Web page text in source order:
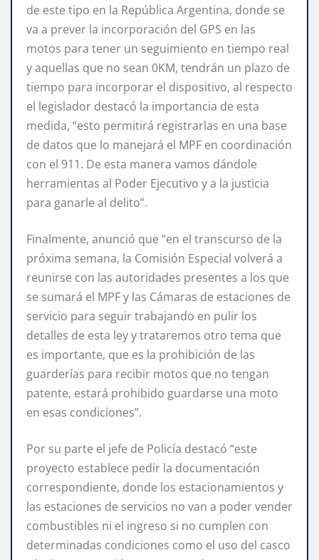
de este tipo en la República Argentina, donde se
va a prever la incorporación del GPS en las
motos para tener un seguimiento en tiempo real
y aquellas que no sean 0KM, tendrán un plazo de
tiempo para incorporar el dispositivo, al respecto
el legislador destacó la importancia de esta
medida, “esto permitirá registrarlas en una base
de datos que lo manejará el MPF en coordinación
con el 911. De esta manera vamos dándole
herramientas al Poder Ejecutivo y a la justicia
para ganarle al delito”.
Finalmente, anunció que “en el transcurso de la
próxima semana, la Comisión Especial volverá a
reunirse con las autoridades presentes a los que
se sumará el MPF y las Cámaras de estaciones de
servicio para seguir trabajando en pulir los
detalles de esta ley y trataremos otro tema que
es importante, que es la prohibición de las
guarderías para recibir motos que no tengan
patente, estará prohibido guardarse una moto
en esas condiciones”.
Por su parte el jefe de Policía destacó “este
proyecto establece pedir la documentación
correspondiente, donde los estacionamientos y
las estaciones de servicios no van a poder vender
combustibles ni el ingreso si no cumplen con
determinadas condiciones como el uso del casco